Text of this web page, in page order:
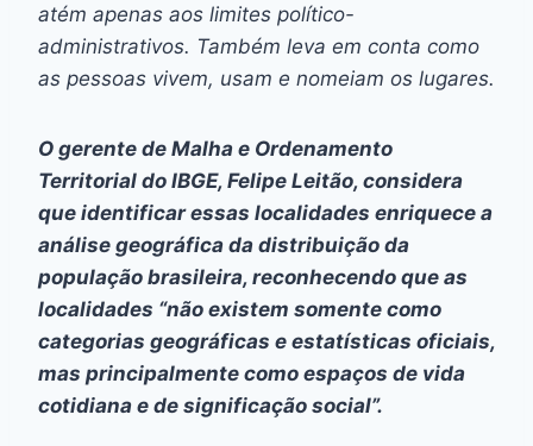
atém apenas aos limites político-
administrativos. Também leva em conta como
as pessoas vivem, usam e nomeiam os lugares.
O gerente de Malha e Ordenamento
Territorial do IBGE, Felipe Leitão, considera
que identificar essas localidades enriquece a
análise geográfica da distribuição da
população brasileira, reconhecendo que as
localidades “não existem somente como
categorias geográficas e estatísticas oficiais,
mas principalmente como espaços de vida
cotidiana e de significação social”.